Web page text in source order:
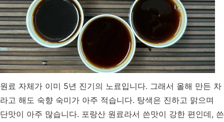
원료 자체가 이미 5년 진기의 노료입니다. 그래서 올해 만든 차
라고 해도 숙향 숙미가 아주 적습니다. 탕색은 진하고 맑으며
단맛이 아주 많습니다. 포랑산 원료라서 쓴맛이 강한 편인데, 쓴